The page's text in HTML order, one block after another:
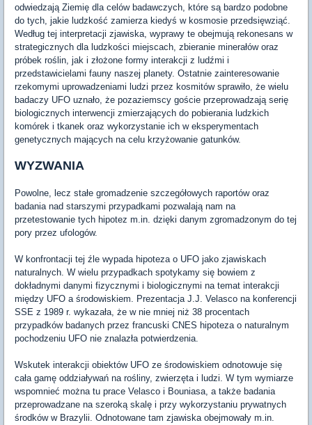
odwiedzają Ziemię dla celów badawczych, które są bardzo podobne
do tych, jakie ludzkość zamierza kiedyś w kosmosie przedsięwziąć.
Według tej interpretacji zjawiska, wyprawy te obejmują rekonesans w
strategicznych dla ludzkości miejscach, zbieranie minerałów oraz
próbek roślin, jak i złożone formy interakcji z ludźmi i
przedstawicielami fauny naszej planety. Ostatnie zainteresowanie
rzekomymi uprowadzeniami ludzi przez kosmitów sprawiło, że wielu
badaczy UFO uznało, że pozaziemscy goście przeprowadzają serię
biologicznych interwencji zmierzających do pobierania ludzkich
komórek i tkanek oraz wykorzystanie ich w eksperymentach
genetycznych mających na celu krzyżowanie gatunków.
WYZWANIA
Powolne, lecz stałe gromadzenie szczegółowych raportów oraz
badania nad starszymi przypadkami pozwalają nam na
przetestowanie tych hipotez m.in. dzięki danym zgromadzonym do tej
pory przez ufologów.
W konfrontacji tej źle wypada hipoteza o UFO jako zjawiskach
naturalnych. W wielu przypadkach spotykamy się bowiem z
dokładnymi danymi fizycznymi i biologicznymi na temat interakcji
między UFO a środowiskiem. Prezentacja J.J. Velasco na konferencji
SSE z 1989 r. wykazała, że w nie mniej niż 38 procentach
przypadków badanych przez francuski CNES hipoteza o naturalnym
pochodzeniu UFO nie znalazła potwierdzenia.
Wskutek interakcji obiektów UFO ze środowiskiem odnotowuje się
cała gamę oddziaływań na rośliny, zwierzęta i ludzi. W tym wymiarze
wspomnieć można tu prace Velasco i Bouniasa, a także badania
przeprowadzane na szeroką skalę i przy wykorzystaniu prywatnych
środków w Brazylii. Odnotowane tam zjawiska obejmowały m.in.